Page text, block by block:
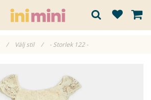
/ Välj stil / - Storlek 122 -